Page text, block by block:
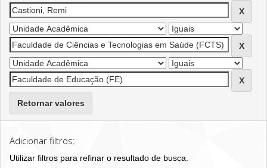
Retornar valores
Adicionar filtros:
Utilizar filtros para refinar o resultado de busca.